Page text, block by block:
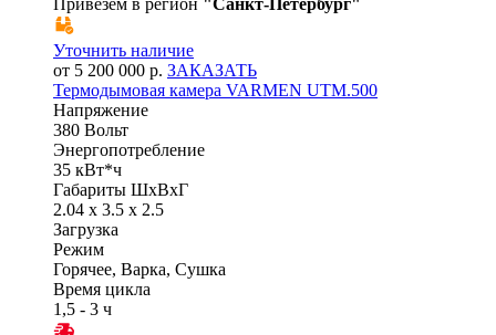
Привезем в регион "Санкт-Петербург"
Уточнить наличие
от 5 200 000 р. ЗАКАЗАТЬ
Термодымовая камера VARMEN UTM.500
Напряжение
380 Вольт
Энергопотребление
35 кВт*ч
Габариты ШхВхГ
2.04 x 3.5 x 2.5
Загрузка
Режим
Горячее, Варка, Сушка
Время цикла
1,5 - 3 ч